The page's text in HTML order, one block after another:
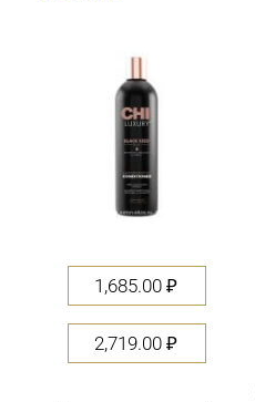
1,685.00 ₽
2,719.00 ₽